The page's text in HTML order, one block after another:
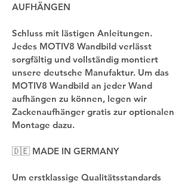
AUFHÄNGEN
Schluss mit lästigen Anleitungen.
Jedes MOTIV8 Wandbild verlässt
sorgfältig und vollständig montiert
unsere deutsche Manufaktur. Um das
MOTIV8 Wandbild an jeder Wand
aufhängen zu können, legen wir
Zackenaufhänger gratis zur optionalen
Montage dazu.
🇩🇪 MADE IN GERMANY
Um erstklassige Qualitätsstandards